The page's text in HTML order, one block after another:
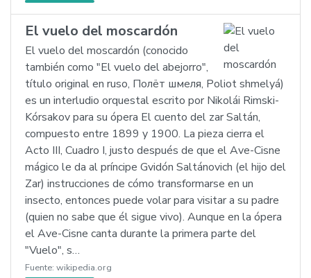
El vuelo del moscardón
El vuelo del moscardón (conocido
también como "El vuelo del abejorro",
título original en ruso, Полёт шмеля, Poliot shmelyá)
es un interludio orquestal escrito por Nikolái Rimski-
Kórsakov para su ópera El cuento del zar Saltán,
compuesto entre 1899 y 1900. La pieza cierra el
Acto III, Cuadro I, justo después de que el Ave-Cisne
mágico le da al príncipe Gvidón Saltánovich (el hijo del
Zar) instrucciones de cómo transformarse en un
insecto, entonces puede volar para visitar a su padre
(quien no sabe que él sigue vivo). Aunque en la ópera
el Ave-Cisne canta durante la primera parte del
"Vuelo", s…
Fuente: wikipedia.org